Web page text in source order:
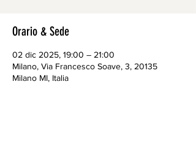
Orario & Sede
02 dic 2025, 19:00 – 21:00
Milano, Via Francesco Soave, 3, 20135
Milano MI, Italia